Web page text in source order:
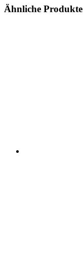
Ähnliche Produkte